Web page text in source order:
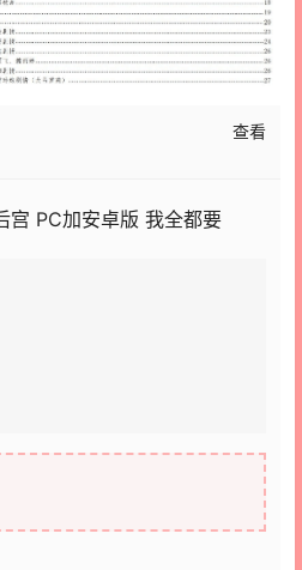
查看
宫 PC加安卓版 我全都要